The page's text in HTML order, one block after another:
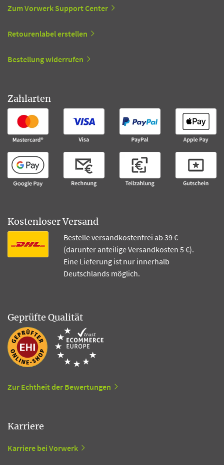
Zum Vorwerk Support Center
Retourenlabel erstellen
Bestellung widerrufen
Zahlarten
Kostenloser Versand
Bestelle versandkostenfrei ab 39 €
(darunter anteilige Versandkosten 5 €).
Eine Lieferung ist nur innerhalb
Deutschlands möglich.
Geprüfte Qualität
Zur Echtheit der Bewertungen
Karriere
Karriere bei Vorwerk